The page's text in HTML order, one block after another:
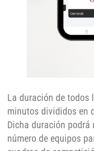
La duración de todos
minutos divididos en
Dicha duración
número de equipos